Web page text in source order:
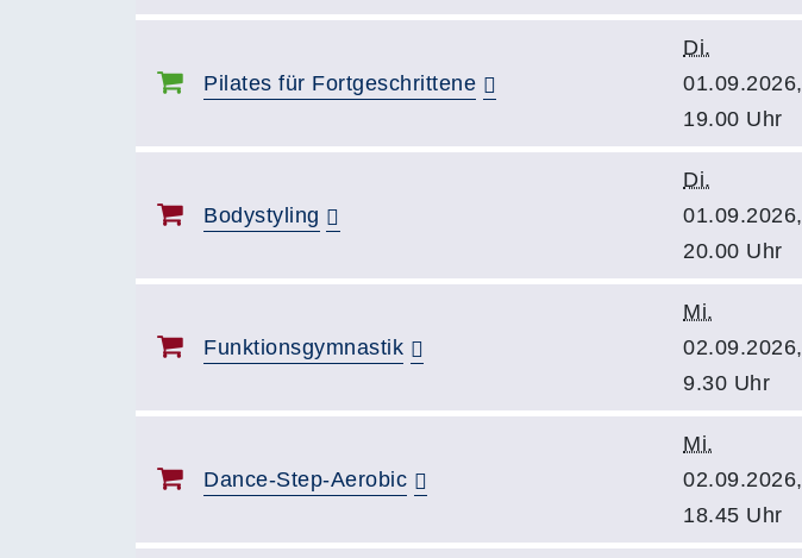
Pilates für Fortgeschrittene
Di.
01.09.2026,
19.00 Uhr
Bodystyling
Di.
01.09.2026,
20.00 Uhr
Funktionsgymnastik
Mi.
02.09.2026,
9.30 Uhr
Dance-Step-Aerobic
Mi.
02.09.2026,
18.45 Uhr